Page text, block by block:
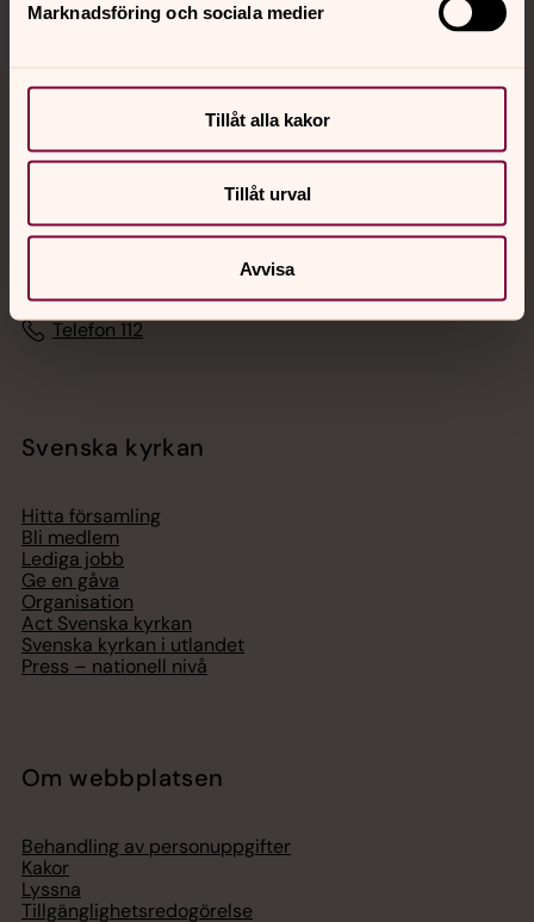
Marknadsföring och sociala medier
Tillåt alla kakor
Tillåt urval
Avvisa
Jourhavande präst
med en präst på kvällar och nätter.
Digitalt brev
Telefon 112
Svenska kyrkan
Hitta församling
Bli medlem
Lediga jobb
Ge en gåva
Organisation
Act Svenska kyrkan
Svenska kyrkan i utlandet
Press – nationell nivå
Om webbplatsen
Behandling av personuppgifter
Kakor
Lyssna
Tillgänglighetsredogörelse